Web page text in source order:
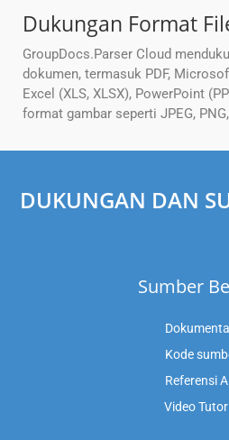
Dukungan Format
GroupDocs.Parser Cloud
dokumen, termasuk PDF,
Excel (XLS, XLSX), PowerPoint
format gambar seperti JPEG,
DUKUNGAN DAN
Sumber
Kode
Referensi
Video